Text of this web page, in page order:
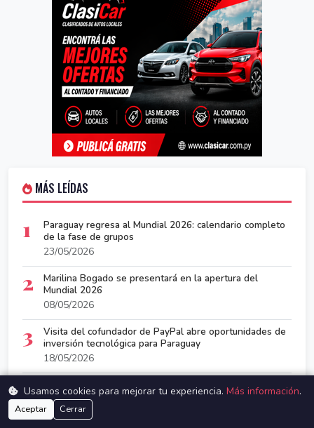
MÁS LEÍDAS
1
Paraguay regresa al Mundial 2026: calendario completo
de la fase de grupos
23/05/2026
2
Marilina Bogado se presentará en la apertura del
Mundial 2026
08/05/2026
3
Visita del cofundador de PayPal abre oportunidades de
inversión tecnológica para Paraguay
18/05/2026
4
Falleció Eladio Zárate, legendario goleador paraguayo
05/05/2026
Usamos cookies para mejorar tu experiencia. Más información.
Aceptar Cerrar